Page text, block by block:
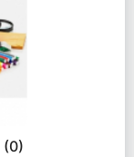
(0)